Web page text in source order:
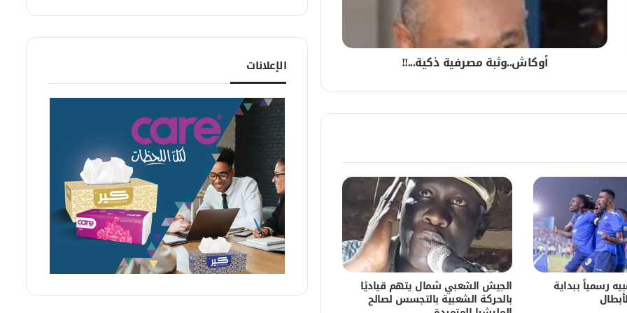
الزهراء بالخرطوم
الدينية
أوكاش..​وثبة مصرفية ذكية...!!
رسمياً ببداية الجيش الشعبي شمال يتهم قياديًا
بالحركة الشعبية بالتجسس لصالح
الإعلانات